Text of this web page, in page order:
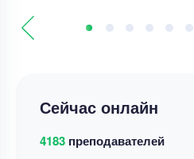
Сейчас онлайн
4183 преподавателей